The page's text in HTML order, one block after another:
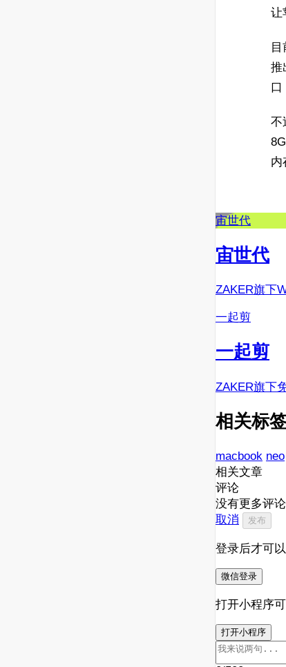
让
推
口
不
内
宙世代
宙世代
ZAKER旗下
一起剪
一起剪
ZAKER旗下
相关标
macbook neo
相关文章
评论
没有更多评
取消
发布
登录后才可
微信登录
打开小程序
打开小程序